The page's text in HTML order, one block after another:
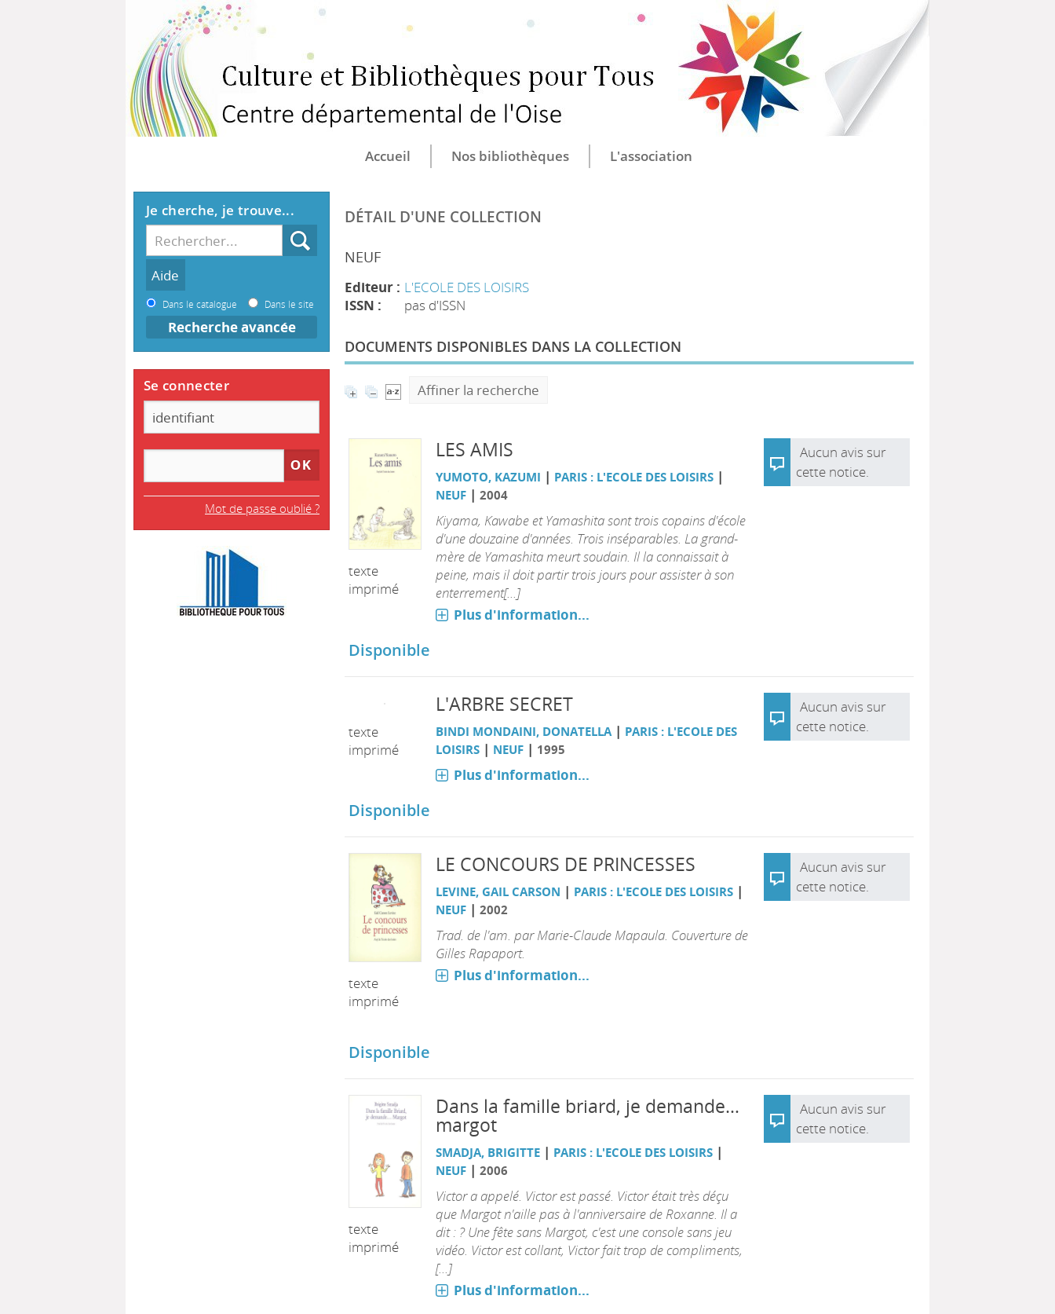
CULTURE ET BIBLIOTHÈQUES POUR TOUS
CENTRE DÉPARTEMENTAL DE L'OISE
Accueil Nos bibliothèques L'association
DÉTAIL D'UNE COLLECTION
NEUF
Editeur : L'ECOLE DES LOISIRS
ISSN :
pas d'ISSN
DOCUMENTS DISPONIBLES DANS LA COLLECTION
Affiner la recherche
texte
imprimé
LES AMIS
YUMOTO, KAZUMI | PARIS : L'ECOLE DES LOISIRS|
NEUF| 2004
Kiyama, Kawabe et Yamashita sont trois copains d'école
d'une douzaine d'années. Trois inséparables. La grand-
mère de Yamashita meurt soudain. Il la connaissait à
peine, mais il doit partir trois jours pour assister à son
enterrement[...]
Plus d'information...
Aucun avis sur
cette notice.
Disponible
texte
imprimé
L'ARBRE SECRET
BINDI MONDAINI, DONATELLA | PARIS : L'ECOLE DES
LOISIRS| NEUF| 1995
Plus d'information...
Aucun avis sur
cette notice.
Disponible
texte
imprimé
LE CONCOURS DE PRINCESSES
LEVINE, GAIL CARSON | PARIS : L'ECOLE DES LOISIRS|
NEUF| 2002
Trad. de l'am. par Marie-Claude Mapaula. Couverture de
Gilles Rapaport.
Plus d'information...
Aucun avis sur
cette notice.
Disponible
texte
imprimé
Dans la famille briard, je demande…
margot
SMADJA, BRIGITTE | PARIS : L'ECOLE DES LOISIRS|
NEUF| 2006
Victor a appelé. Victor est passé. Victor était très déçu
que Margot n'aille pas à l'anniversaire de Roxanne. Il a
dit : ? Une fête sans Margot, c'est une console sans jeu
vidéo. Victor est collant, Victor fait trop de compliments,
[...]
Plus d'information...
Aucun avis sur
cette notice.
Je cherche, je trouve...
Dans le catalogue Dans le site
Recherche avancée
Se connecter
Mot de passe oublié ?